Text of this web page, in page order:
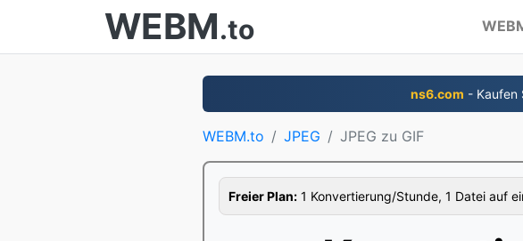
WEBM.to
ns6.com - Kaufen
WEBM.to JPEG JPEG zu GIF
Freier Plan: 1 Konvertierung/Stunde, 1 Datei auf